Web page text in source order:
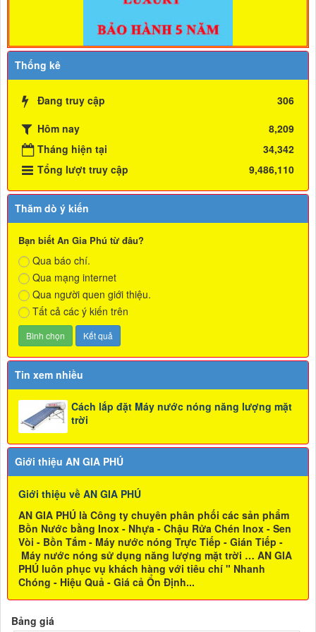
Thống kê
Đang truy cập
306
Hôm nay
8,209
Tháng hiện tại
34,342
Tổng lượt truy cập
9,486,110
Thăm dò ý kiến
Bạn biết An Gia Phú từ đâu?
Qua báo chí.
Qua mạng internet
Qua người quen giới thiệu.
Tất cả các ý kiến trên
Tin xem nhiều
Cách lắp đặt Máy nước nóng năng lượng mặt
trời
Giới thiệu AN GIA PHÚ
Giới thiệu về AN GIA PHÚ
AN GIA PHÚ là Công ty chuyên phân phối các sản phẩm
Bồn Nước bằng Inox - Nhựa - Chậu Rửa Chén Inox - Sen
Vòi - Bồn Tắm - Máy nước nóng Trực Tiếp - Gián Tiếp -
Máy nước nóng sử dụng năng lượng mặt trời … AN GIA
PHÚ luôn phục vụ khách hàng với tiêu chí " Nhanh
Chóng - Hiệu Quả - Giá cả Ổn Định...
Bảng giá